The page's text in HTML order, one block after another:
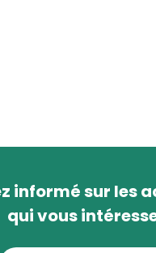
informé sur les
qui vous